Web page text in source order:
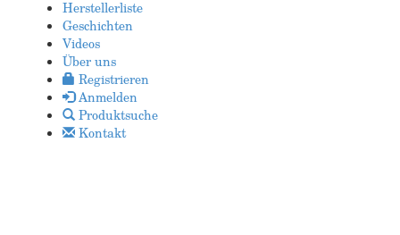
Herstellerliste
Geschichten
Videos
Über uns
Registrieren
Anmelden
Produktsuche
Kontakt